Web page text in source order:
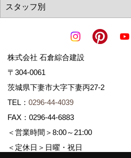
株式会社 石倉綜合建設
〒304-0061
茨城県下妻市大字下妻丙27-2
TEL： 0296-44-4039
FAX：0296-44-6883
＜営業時間＞8:00～21:00
＜定休日＞日曜・祝日